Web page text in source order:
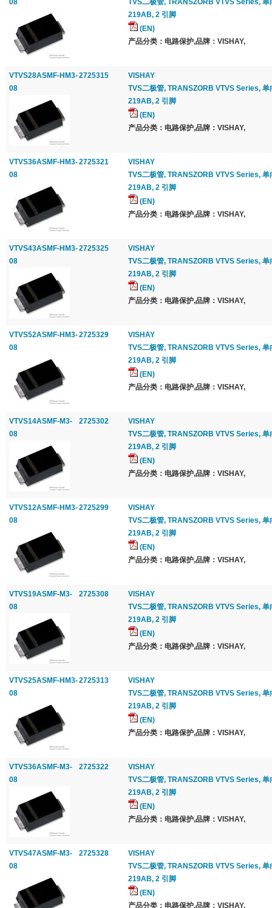
08
TVS二极管, TRANSZORB VTVS Series, 单
219AB, 2 引脚
(EN)
产品分类：电路保护,品牌：VISHAY,
VTVS28ASMF-HM3-
08
2725315
VISHAY
TVS二极管, TRANSZORB VTVS Series, 单
219AB, 2 引脚
(EN)
产品分类：电路保护,品牌：VISHAY,
VTVS36ASMF-HM3-
08
2725321
VISHAY
TVS二极管, TRANSZORB VTVS Series, 单
219AB, 2 引脚
(EN)
产品分类：电路保护,品牌：VISHAY,
VTVS43ASMF-HM3-
08
2725325
VISHAY
TVS二极管, TRANSZORB VTVS Series, 单
219AB, 2 引脚
(EN)
产品分类：电路保护,品牌：VISHAY,
VTVS52ASMF-HM3-
08
2725329
VISHAY
TVS二极管, TRANSZORB VTVS Series, 单
219AB, 2 引脚
(EN)
产品分类：电路保护,品牌：VISHAY,
VTVS14ASMF-M3-
08
2725302
VISHAY
TVS二极管, TRANSZORB VTVS Series, 单
219AB, 2 引脚
(EN)
产品分类：电路保护,品牌：VISHAY,
VTVS12ASMF-HM3-
08
2725299
VISHAY
TVS二极管, TRANSZORB VTVS Series, 单
219AB, 2 引脚
(EN)
产品分类：电路保护,品牌：VISHAY,
VTVS19ASMF-M3-
08
2725308
VISHAY
TVS二极管, TRANSZORB VTVS Series, 单
219AB, 2 引脚
(EN)
产品分类：电路保护,品牌：VISHAY,
VTVS25ASMF-HM3-
08
2725313
VISHAY
TVS二极管, TRANSZORB VTVS Series, 单
219AB, 2 引脚
(EN)
产品分类：电路保护,品牌：VISHAY,
VTVS36ASMF-M3-
08
2725322
VISHAY
TVS二极管, TRANSZORB VTVS Series, 单
219AB, 2 引脚
(EN)
产品分类：电路保护,品牌：VISHAY,
VTVS47ASMF-M3-
08
2725328
VISHAY
TVS二极管, TRANSZORB VTVS Series, 单
219AB, 2 引脚
(EN)
产品分类：电路保护,品牌：VISHAY,